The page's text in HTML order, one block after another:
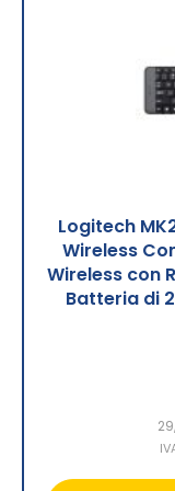
Logitech
Wireless
Wireless con
Batteria di